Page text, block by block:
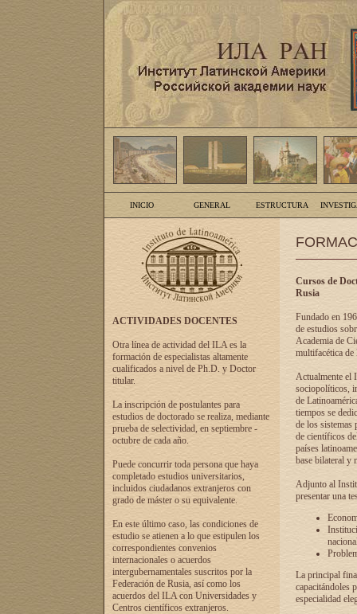
INICIO GENERAL ESTRUCTURA
ACTIVIDADES DOCENTES
Otra línea de actividad del ILA es la
formación de especialistas altamente
cualificados a nivel de Ph.D. y Doctor
titular.
La inscripción de postulantes para
estudios de doctorado se realiza, mediante
prueba de selectividad, en septiembre -
octubre de cada año.
Puede concurrir toda persona que haya
completado estudios universitarios,
incluidos ciudadanos extranjeros con
grado de máster o su equivalente.
En este último caso, las condiciones de
estudio se atienen a lo que estipulen los
correspondientes convenios
internacionales o acuerdos
intergubernamentales suscritos por la
Federación de Rusia, así como los
acuerdos del ILA con Universidades y
Centros científicos extranjeros.
Cursos de
Rusia
Fundado en
de estudios
Academia de
multifacética de
Actualmente el
sociopolíticos,
de
tiempos se
de los sistemas
de científicos
países
base bilateral y
Adjunto al
presentar una
La principal
capacitándoles
especialidad